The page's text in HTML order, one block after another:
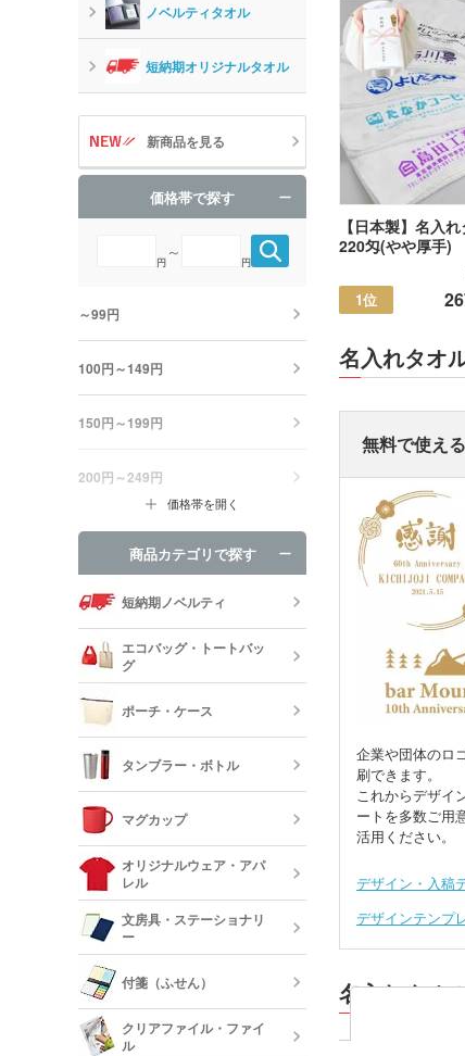
【日本製】名入
220匁(やや厚手)
1位
名入れタオ
無料で使え
企業や団体のロ
刷できます。
これからデザイ
ートを多数ご用
活用ください。
デザイン・入稿
デザインテンプ
名入れタオ
ノベルティタオル
短納期オリジナルタオル
新商品を見る
価格帯で探す
円
～
円
～99円
100円～149円
150円～199円
200円～249円
価格帯を開く
商品カテゴリで探す
短納期ノベルティ
エコバッグ・トートバッ
グ
ッグ
巾着・リ
ック
ランチト
リネンバ
ポーチ・ケース
キャンバ
コスメポ
タンブラー・ボトル
ステンレ
保冷・保
マグカップ
陶器マグ
カップ
オリジナルウェア・アパ
レル
オリジナ
文房具・ステーショナリ
ー
付箋（ふせん）
クリアファイル・ファイ
ル